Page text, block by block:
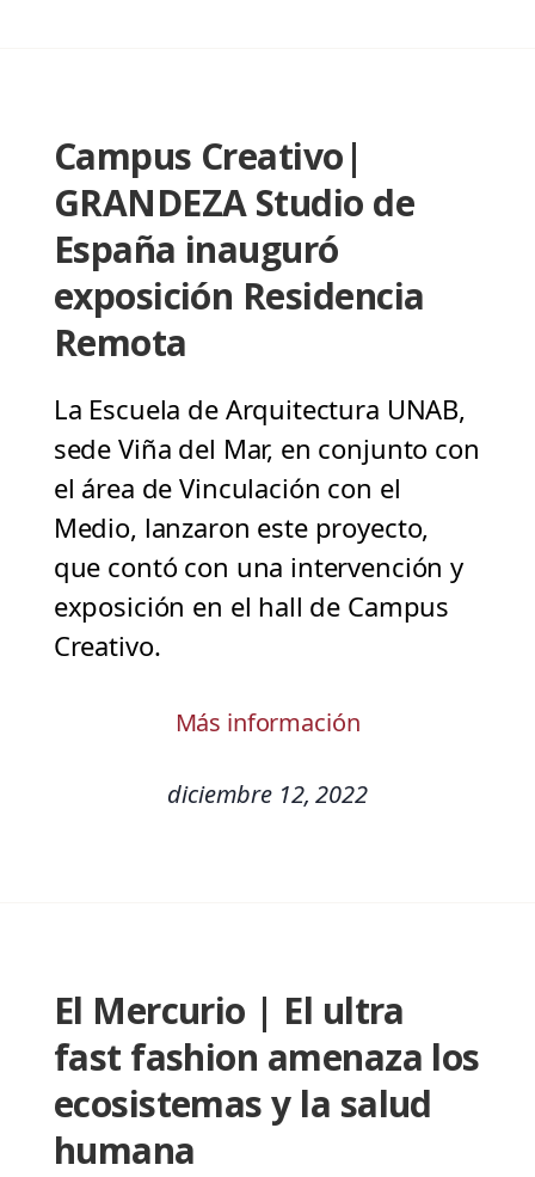
Campus Creativo|
GRANDEZA Studio de
España inauguró
exposición Residencia
Remota
La Escuela de Arquitectura UNAB,
sede Viña del Mar, en conjunto con
el área de Vinculación con el
Medio, lanzaron este proyecto,
que contó con una intervención y
exposición en el hall de Campus
Creativo.
Más información
diciembre 12, 2022
El Mercurio | El ultra
fast fashion amenaza los
ecosistemas y la salud
humana